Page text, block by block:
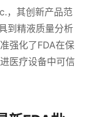
，其创新产品范
到精液质量分析
强化了FDA在保
医疗设备中可信